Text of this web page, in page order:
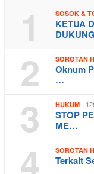
1 SOSOK &
KETUA
2 SOROTAN
Oknum
…
3 HUKUM
STOP
ME…
4 SOROTAN
Terkait